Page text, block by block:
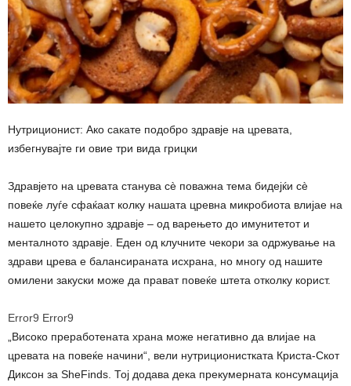
Нутриционист: Ако сакате подобро здравје на цревата,
избегнувајте ги овие три вида грицки
Здравјето на цревата станува сè поважна тема бидејќи сè
повеќе луѓе сфаќаат колку нашата цревна микробиота влијае на
нашето целокупно здравје – од варењето до имунитетот и
менталното здравје. Еден од клучните чекори за одржување на
здрави црева е балансираната исхрана, но многу од нашите
омилени закуски може да прават повеќе штета отколку корист.
Error9 Error9
„Високо преработената храна може негативно да влијае на
цревата на повеќе начини“, вели нутриционистката Криста-Скот
Диксон за SheFinds. Тој додава дека прекумерната консумација